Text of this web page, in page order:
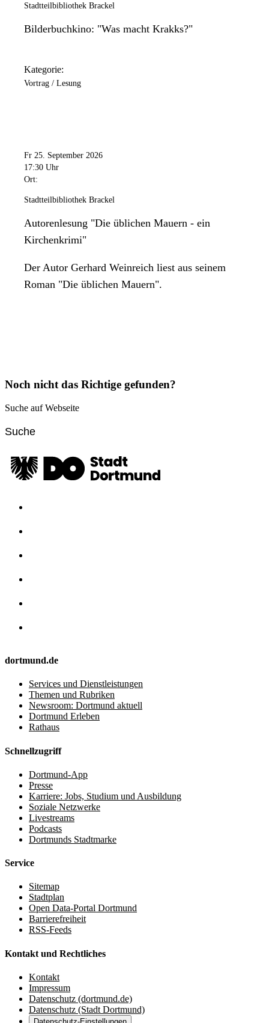
Stadtteilbibliothek Brackel
Bilderbuchkino: "Was macht Krakks?"
Kategorie:
Vortrag / Lesung
Fr 25. September 2026
17:30 Uhr
Ort:
Stadtteilbibliothek Brackel
Autorenlesung "Die üblichen Mauern - ein
Kirchenkrimi"
Der Autor Gerhard Weinreich liest aus seinem
Roman "Die üblichen Mauern".
Noch nicht das Richtige gefunden?
Suche auf Webseite
dortmund.de
Services und Dienstleistungen
Themen und Rubriken
Newsroom: Dortmund aktuell
Dortmund Erleben
Rathaus
Schnellzugriff
Dortmund-App
Presse
Karriere: Jobs, Studium und Ausbildung
Soziale Netzwerke
Livestreams
Podcasts
Dortmunds Stadtmarke
Service
Sitemap
Stadtplan
Open Data-Portal Dortmund
Barrierefreiheit
RSS-Feeds
Kontakt und Rechtliches
Kontakt
Impressum
Datenschutz (dortmund.de)
Datenschutz (Stadt Dortmund)